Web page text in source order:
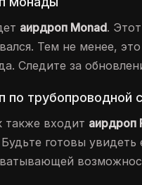
аирдроп Monad.
Тем не менее,
Следите за
по трубопроводной
также входит аирдроп
Будьте готовы увидеть